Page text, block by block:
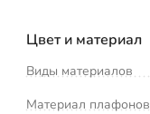
Цвет и материал
Виды материалов
Материал плафонов